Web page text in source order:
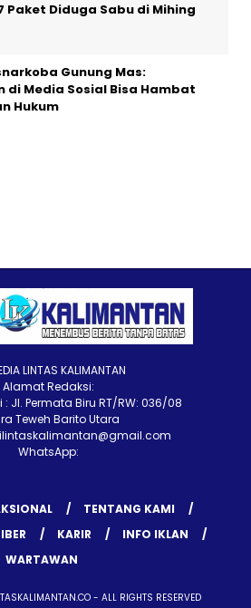
Paket Diduga Sabu di Mihing
Gunung Mas:
di Media Sosial Bisa Hambat
Hukum
LINTAS KALIMANTAN
Alamat Redaksi:
Jl. Permata Biru RT/RW: 036/08
Teweh Barito Utara
WhatsApp:
TENTANG KAMI
KARIR
INFO IKLAN
WARTAWAN
- ALL RIGHTS RESERVED